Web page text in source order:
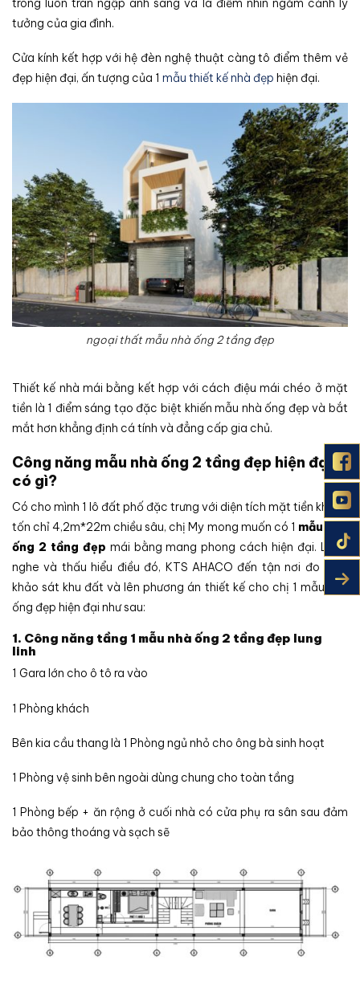
trong luôn tràn ngập ánh sáng và là điểm nhìn ngắm cảnh lý
tưởng của gia đình.
Cửa kính kết hợp với hệ đèn nghệ thuật càng tô điểm thêm vẻ
đẹp hiện đại, ấn tượng của 1 mẫu thiết kế nhà đẹp hiện đại.
ngoại thất mẫu nhà ống 2 tầng đẹp
Thiết kế nhà mái bằng kết hợp với cách điệu mái chéo ở mặt
tiền là 1 điểm sáng tạo đặc biệt khiến mẫu nhà ống đẹp và bắt
mắt hơn khẳng định cá tính và đẳng cấp gia chủ.
Công năng mẫu nhà ống 2 tầng đẹp hiện đại
có gì?
Có cho mình 1 lô đất phố đặc trưng với diện tích mặt tiền khiêm
tốn chỉ 4,2m*22m chiều sâu, chị My mong muốn có 1 mẫu nhà
ống 2 tầng đẹp mái bằng mang phong cách hiện đại. Lắng
nghe và thấu hiểu điều đó, KTS AHACO đến tận nơi đo đạc,
khảo sát khu đất và lên phương án thiết kế cho chị 1 mẫu nhà
ống đẹp hiện đại như sau:
1. Công năng tầng 1 mẫu nhà ống 2 tầng đẹp lung
linh
1 Gara lớn cho ô tô ra vào
1 Phòng khách
Bên kia cầu thang là 1 Phòng ngủ nhỏ cho ông bà sinh hoạt
1 Phòng vệ sinh bên ngoài dùng chung cho toàn tầng
1 Phòng bếp + ăn rộng ở cuối nhà có cửa phụ ra sân sau đảm
bảo thông thoáng và sạch sẽ